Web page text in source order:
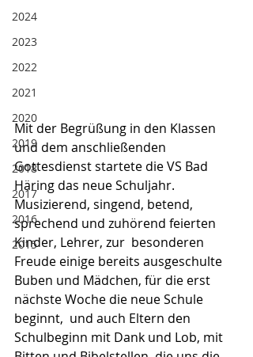
2024
2023
2022
2021
2020
2019
2018
2017
2016
2015
Mit der Begrüßung in den Klassen
und dem anschließenden
Gottesdienst startete die VS Bad
Häring das neue Schuljahr.
Musizierend, singend, betend,
sprechend und zuhörend feierten
Kinder, Lehrer, zur  besonderen
Freude einige bereits ausgeschulte
Buben und Mädchen, für die erst
nächste Woche die neue Schule
beginnt,  und auch Eltern den
Schulbeginn mit Dank und Lob, mit